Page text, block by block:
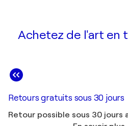
Achetez de l'art en
Retours gratuits sous 30 jours
Retour possible sous 30 jours